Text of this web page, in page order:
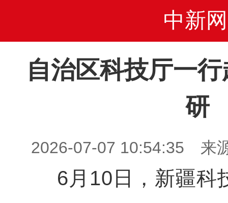
中新网
自治区科技厅一
研
2026-07-07 10:54:35 来
6月10日，新疆科